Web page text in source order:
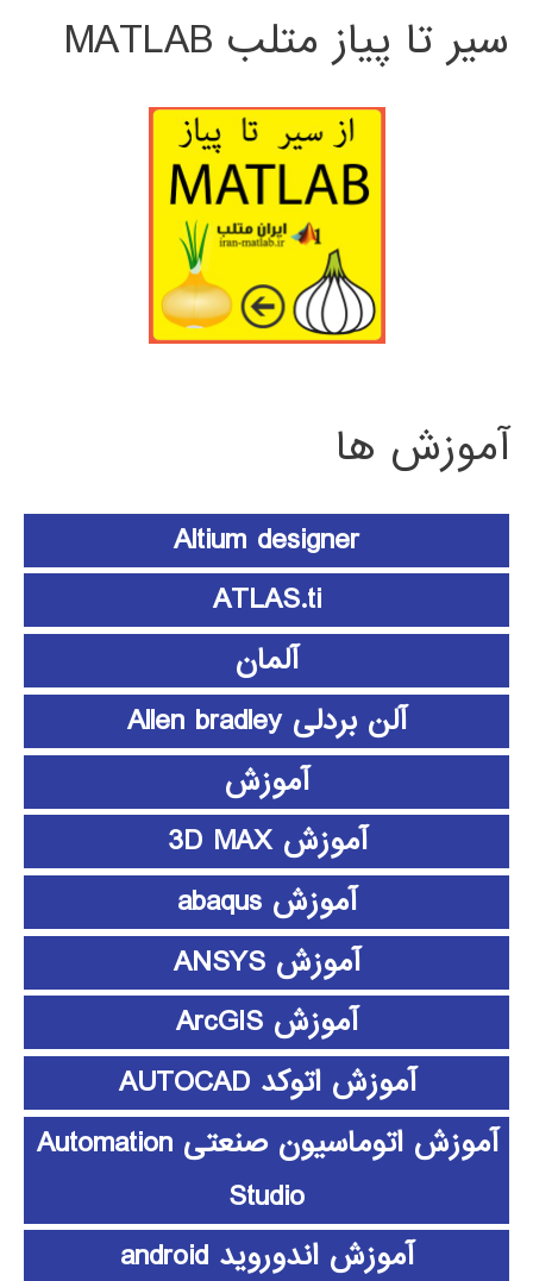
سیر تا پیاز متلب MATLAB
آموزش ها
Altium designer
ATLAS.ti
آلمان
آلن بردلی Allen bradley
آموزش
آموزش 3D MAX
آموزش abaqus
آموزش ANSYS
آموزش ArcGIS
آموزش اتوکد AUTOCAD
آموزش اتوماسیون صنعتی Automation
Studio
آموزش اندوروید android